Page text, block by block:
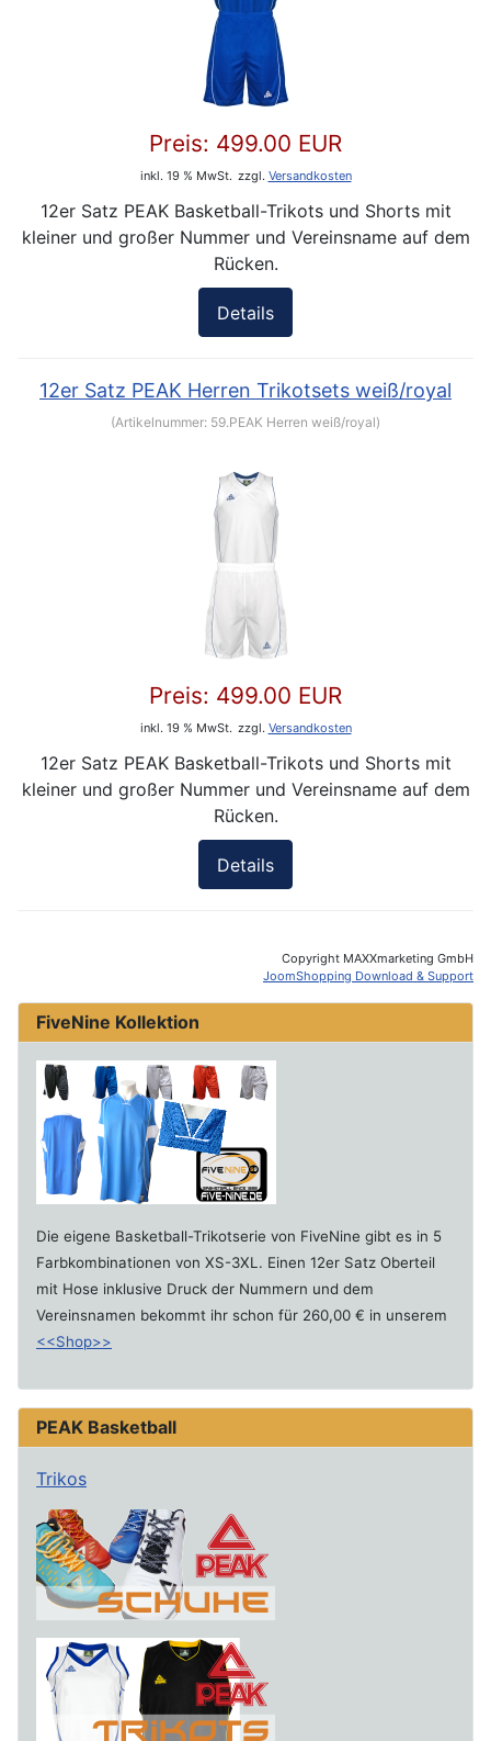
Preis: 499.00 EUR
inkl. 19 % MwSt. zzgl. Versandkosten
12er Satz PEAK Basketball-Trikots und Shorts mit
kleiner und großer Nummer und Vereinsname auf dem
Rücken.
Details
12er Satz PEAK Herren Trikotsets weiß/royal
(Artikelnummer: 59.PEAK Herren weiß/royal)
Preis: 499.00 EUR
inkl. 19 % MwSt. zzgl. Versandkosten
12er Satz PEAK Basketball-Trikots und Shorts mit
kleiner und großer Nummer und Vereinsname auf dem
Rücken.
Details
Copyright MAXXmarketing GmbH
JoomShopping Download & Support
FiveNine Kollektion
Die eigene Basketball-Trikotserie von FiveNine gibt es in 5
Farbkombinationen von XS-3XL. Einen 12er Satz Oberteil
mit Hose inklusive Druck der Nummern und dem
Vereinsnamen bekommt ihr schon für 260,00 € in unserem
<<Shop>>
PEAK Basketball
Trikos